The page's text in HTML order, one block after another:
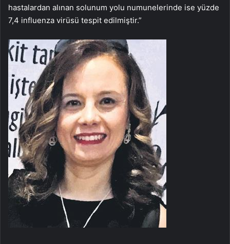
hastalardan alınan solunum yolu numunelerinde ise yüzde
7,4 influenza virüsü tespit edilmiştir.”